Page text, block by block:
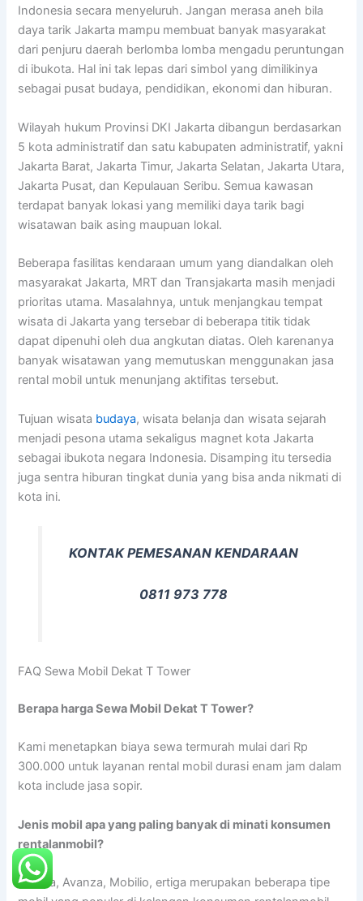
Indonesia secara menyeluruh. Jangan merasa aneh bila
daya tarik Jakarta mampu membuat banyak masyarakat
dari penjuru daerah berlomba lomba mengadu peruntungan
di ibukota. Hal ini tak lepas dari simbol yang dimilikinya
sebagai pusat budaya, pendidikan, ekonomi dan hiburan.
Wilayah hukum Provinsi DKI Jakarta dibangun berdasarkan
5 kota administratif dan satu kabupaten administratif, yakni
Jakarta Barat, Jakarta Timur, Jakarta Selatan, Jakarta Utara,
Jakarta Pusat, dan Kepulauan Seribu. Semua kawasan
terdapat banyak lokasi yang memiliki daya tarik bagi
wisatawan baik asing maupuan lokal.
Beberapa fasilitas kendaraan umum yang diandalkan oleh
masyarakat Jakarta, MRT dan Transjakarta masih menjadi
prioritas utama. Masalahnya, untuk menjangkau tempat
wisata di Jakarta yang tersebar di beberapa titik tidak
dapat dipenuhi oleh dua angkutan diatas. Oleh karenanya
banyak wisatawan yang memutuskan menggunakan jasa
rental mobil untuk menunjang aktifitas tersebut.
Tujuan wisata budaya, wisata belanja dan wisata sejarah
menjadi pesona utama sekaligus magnet kota Jakarta
sebagai ibukota negara Indonesia. Disamping itu tersedia
juga sentra hiburan tingkat dunia yang bisa anda nikmati di
kota ini.
KONTAK PEMESANAN KENDARAAN
0811 973 778
FAQ Sewa Mobil Dekat T Tower
Berapa harga Sewa Mobil Dekat T Tower?
Kami menetapkan biaya sewa termurah mulai dari Rp
300.000 untuk layanan rental mobil durasi enam jam dalam
kota include jasa sopir.
Jenis mobil apa yang paling banyak di minati konsumen
rentalanmobil?
Innova, Avanza, Mobilio, ertiga merupakan beberapa tipe